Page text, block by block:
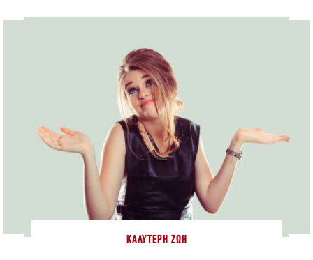
ΚΑΛΎΤΕΡΗ ΖΩΉ